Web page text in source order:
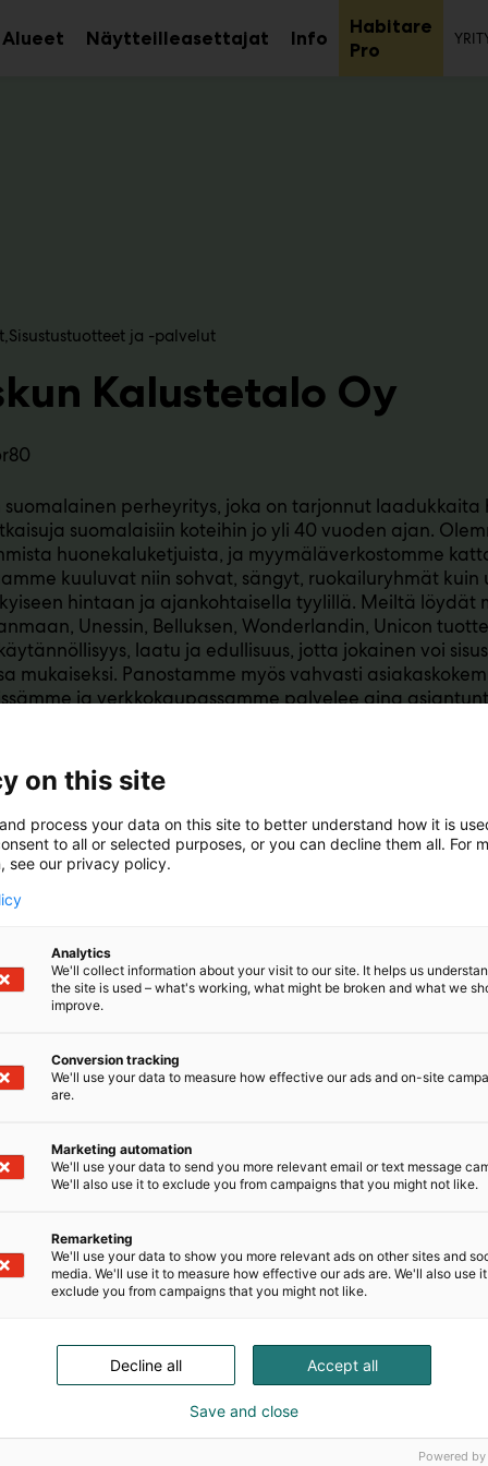
AlueetAvaaNäytteilleasettajat InfoAvaa
Habitare
Pro
Avaa
Sisustustuotteet ja -palvelut
Kalustetalo Oy
suomalainen perheyritys, joka on tarjonnut laadukkaita
suomalaisiin koteihin jo yli 40 vuoden ajan.
huonekaluketjuista, ja myymäläverkostomme
kuuluvat niin sohvat, sängyt, ruokailuryhmät kuin
hintaan ja ajankohtaisella tyylillä. Meiltä löydät
Unessin, Belluksen, Wonderlandin, Unicon
laatu ja edullisuus, jotta jokainen voi
mukaiseksi. Panostamme myös vahvasti
ja verkkokaupassamme palvelee aina
Habitare-messuille elämyksellisen kattauksen
messukävijät tutustumaan syksyn
esitellään muun muassa Pohjanmaan
uutuudet, Wonderlandin muotoutuvat patjat, Fly-
Lisäksi osastolla voi testata IMG:n
harkitseville tarjoamme myös
yksilöllisesti sopiva patja ja optimaalinen
on this site
process your data on this site to better understand how it is
to all or selected purposes, or you can decline them all. For
see our privacy policy.
Analytics
We'll collect information about your visit to our site. It helps us
the site is used – what's working, what might be broken and what we
improve.
Conversion tracking
We'll use your data to measure how effective our ads and on-site
are.
Marketing automation
We'll use your data to send you more relevant email or text message
We'll also use it to exclude you from campaigns that you might not like.
Remarketing
We'll use your data to show you more relevant ads on other sites and
media. We'll use it to measure how effective our ads are. We'll also use
exclude you from campaigns that you might not like.
Accept all
Decline all
Save and close
Powered by